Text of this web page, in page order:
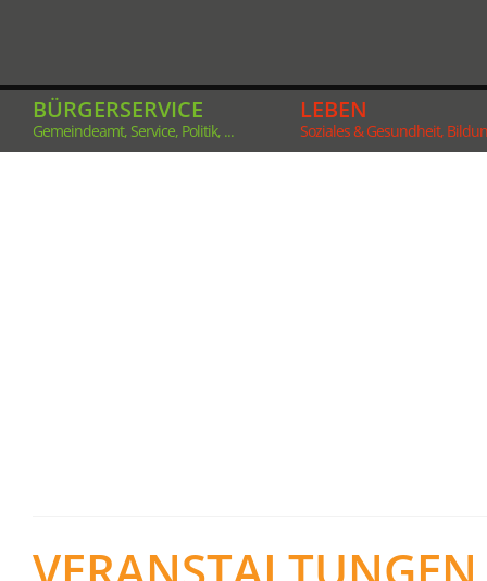
BÜRGERSERVICE
Gemeindeamt, Service, Politik, ...
LEBEN
Soziales & Gesundheit,